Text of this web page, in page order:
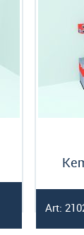
Art: